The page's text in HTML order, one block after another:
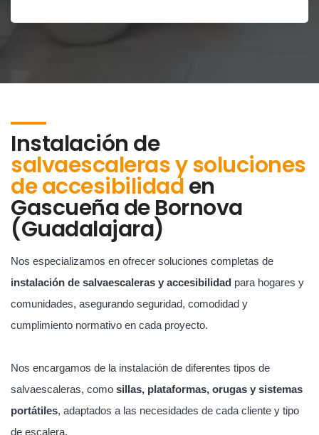
Instalación de
salvaescaleras y soluciones
de accesibilidaden
Gascueña de Bornova
(Guadalajara)
Nos especializamos en ofrecer soluciones completas de
instalación de salvaescaleras y accesibilidad para hogares y
comunidades, asegurando seguridad, comodidad y
cumplimiento normativo en cada proyecto.
Nos encargamos de la instalación de diferentes tipos de
salvaescaleras, como sillas, plataformas, orugas y sistemas
portátiles, adaptados a las necesidades de cada cliente y tipo
de escalera.